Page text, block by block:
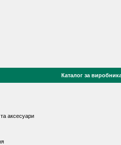
Каталог за
аксесуари